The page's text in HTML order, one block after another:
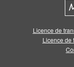
Licence de
Licence de